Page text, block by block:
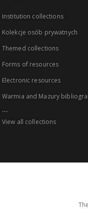
Institution collections
Kolekcje osób prywatnych
Themed collections
Forms of resources
Electronic resources
Warmia and Mazury
...
View all collections